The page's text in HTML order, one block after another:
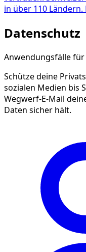
in über 110
Datenschutz
Anwendungsfälle für
Schütze deine
sozialen Medien bis
Wegwerf-E-Mail
Daten sicher hält.